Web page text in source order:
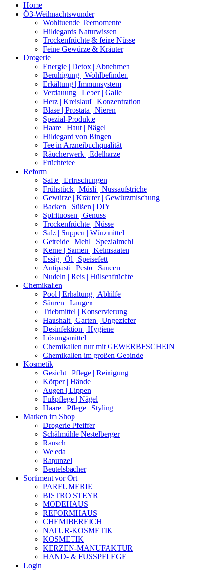
Home
Ö3-Weihnachtswunder
Wohltuende Teemomente
Hildegards Naturwissen
Trockenfrüchte & feine Nüsse
Feine Gewürze & Kräuter
Drogerie
Energie | Detox | Abnehmen
Beruhigung | Wohlbefinden
Erkältung | Immunsystem
Verdauung | Leber | Galle
Herz | Kreislauf | Konzentration
Blase | Prostata | Nieren
Spezial-Produkte
Haare | Haut | Nägel
Hildegard von Bingen
Tee in Arzneibuchqualität
Räucherwerk | Edelharze
Früchtetee
Reform
Säfte | Erfrischungen
Frühstück | Müsli | Nussaufstriche
Gewürze | Kräuter | Gewürzmischung
Backen | Süßen | DIY
Spirituosen | Genuss
Trockenfrüchte | Nüsse
Salz | Suppen | Würzmittel
Getreide | Mehl | Spezialmehl
Kerne | Samen | Keimsaaten
Essig | Öl | Speisefett
Antipasti | Pesto | Saucen
Nudeln | Reis | Hülsenfrüchte
Chemikalien
Pool | Erhaltung | Abhilfe
Säuren | Laugen
Triebmittel | Konservierung
Haushalt | Garten | Ungeziefer
Desinfektion | Hygiene
Lösungsmittel
Chemikalien nur mit GEWERBESCHEIN
Chemikalien im großen Gebinde
Kosmetik
Gesicht | Pflege | Reinigung
Körper | Hände
Augen | Lippen
Fußpflege | Nägel
Haare | Pflege | Styling
Marken im Shop
Drogerie Pfeiffer
Schälmühle Nestelberger
Rausch
Weleda
Rapunzel
Beutelsbacher
Sortiment vor Ort
PARFUMERIE
BISTRO STEYR
MODEHAUS
REFORMHAUS
CHEMIBEREICH
NATUR-KOSMETIK
KOSMETIK
KERZEN-MANUFAKTUR
HAND- & FUSSPFLEGE
Login